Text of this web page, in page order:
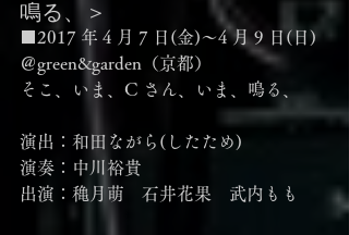
鳴る、＞
■2017 年 4 月 7 日(金)〜4 月 9 日(日)
＠green&garden（京都）
​そこ、いま、C さん、いま、鳴る、
演出：和田ながら(したため)
演奏：中川裕貴
出演：穐月萌　石井花果　武内もも